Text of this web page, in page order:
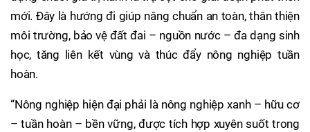
mới. Đây là hướng đi giúp nâng chuẩn an toàn, thân thiện
môi trường, bảo vệ đất đai – nguồn nước – đa dạng sinh
học, tăng liên kết vùng và thúc đẩy nông nghiệp tuần
hoàn.
“Nông nghiệp hiện đại phải là nông nghiệp xanh – hữu cơ
– tuần hoàn – bền vững, được tích hợp xuyên suốt trong